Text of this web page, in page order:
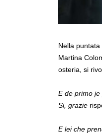
Nella
Martina
osteria, si
E de primo je
Si, grazie
E lei che